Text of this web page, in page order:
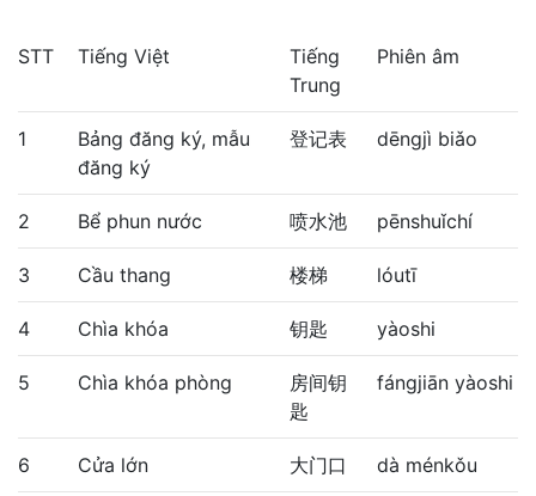
STT Tiếng Việt
Tiếng
Trung
Phiên âm
1
Bảng đăng ký, mẫu
đăng ký
登记表 dēngjì biǎo
2 Bể phun nước 喷水池 pēnshuǐchí
3 Cầu thang 楼梯 lóutī
4 Chìa khóa 钥匙 yàoshi
5 Chìa khóa phòng
房间钥
匙
fángjiān yàoshi
6 Cửa lớn 大门口 dà ménkǒu